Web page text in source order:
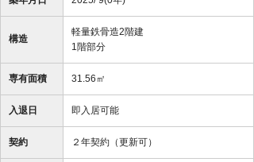
構造
軽量鉄骨造2階建
1階部分
専有面積 31.56㎡
入退日 即入居可能
契約 ２年契約（更新可）